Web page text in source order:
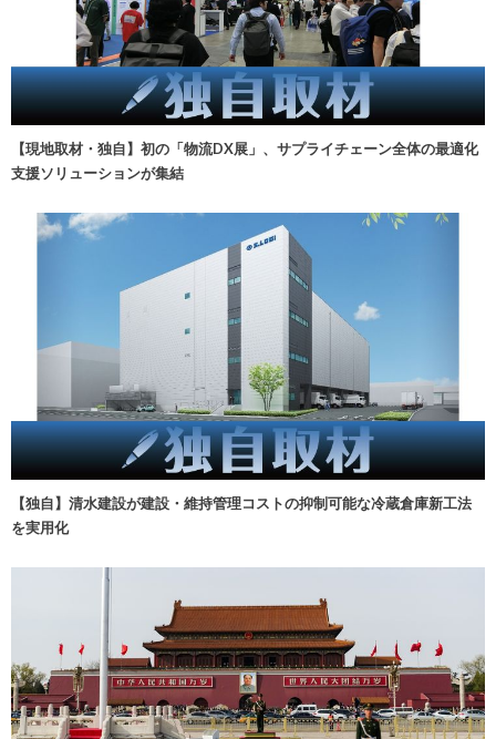
【現地取材・独自】初の「物流DX展」、サプライチェーン全体の最適化
支援ソリューションが集結
【独自】清水建設が建設・維持管理コストの抑制可能な冷蔵倉庫新工法
を実用化